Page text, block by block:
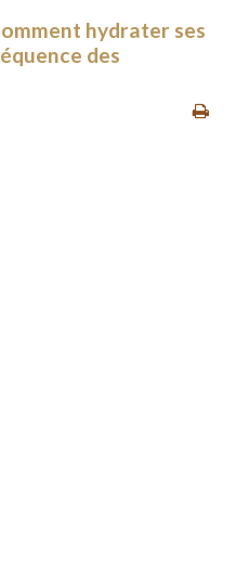
hydrater ses
des